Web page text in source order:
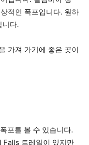
적인 폭포입니다. 원하
니다.
가져 가기에 좋은 곳이
포를 볼 수 있습니다.
트레일이 있지만